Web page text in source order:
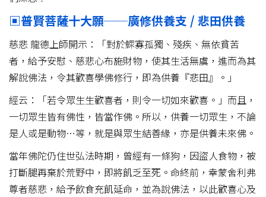
▣普賢菩薩十大願──廣修供養支 / 悲田供養
慈悲 龍德上師開示：「對於鰥寡孤獨、殘疾、無依貧苦
者，給予安慰、慈悲心布施財物，使其生活無虞，進而為其
解說佛法，令其歡喜學佛修行，即為供養『悲田』。」
經云：「若令眾生生歡喜者，則令一切如來歡喜。」而且，
一切眾生皆有佛性，皆當作佛。所以，供養一切眾生，不論
是人或是動物…等，就是與眾生結善緣，亦是供養未來佛。
當年佛陀仍住世弘法時期，曾經有一條狗，因盜人食物，被
打斷腿再棄於荒野中，即將飢乏至死。命終前，幸蒙舍利弗
尊者慈悲，給予飲食充飢延命，並為說佛法，以此歡喜心及